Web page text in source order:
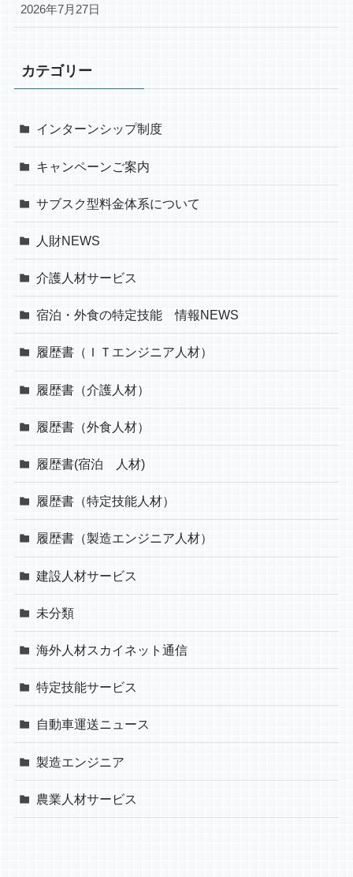
2026年7月27日
カテゴリー
インターンシップ制度
キャンペーンご案内
サブスク型料金体系について
人財NEWS
介護人材サービス
宿泊・外食の特定技能 情報NEWS
履歴書（ＩＴエンジニア人材）
履歴書（介護人材）
履歴書（外食人材）
履歴書(宿泊 人材)
履歴書（特定技能人材）
履歴書（製造エンジニア人材）
建設人材サービス
未分類
海外人材スカイネット通信
特定技能サービス
自動車運送ニュース
製造エンジニア
農業人材サービス